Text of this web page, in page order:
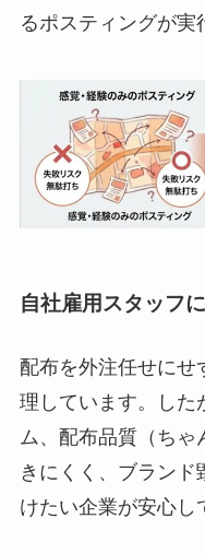
るポスティングが実
自社雇用スタッフ
配布を外注任せにせ
理しています。した
ム、配布品質（ちゃ
きにくく、ブラン
けたい企業が安心し